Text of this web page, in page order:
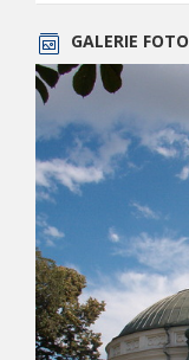
GALERIE FOTO